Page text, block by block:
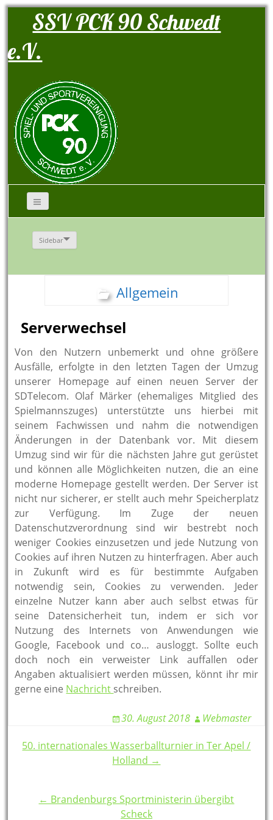
SSV PCK 90 Schwedt
e.V.
Sidebar
Allgemein
Serverwechsel
Von den Nutzern unbemerkt und ohne größere
Ausfälle, erfolgte in den letzten Tagen der Umzug
unserer Homepage auf einen neuen Server der
SDTelecom. Olaf Märker (ehemaliges Mitglied des
Spielmannszuges) unterstützte uns hierbei mit
seinem Fachwissen und nahm die notwendigen
Änderungen in der Datenbank vor. Mit diesem
Umzug sind wir für die nächsten Jahre gut gerüstet
und können alle Möglichkeiten nutzen, die an eine
moderne Homepage gestellt werden. Der Server ist
nicht nur sicherer, er stellt auch mehr Speicherplatz
zur Verfügung. Im Zuge der neuen
Datenschutzverordnung sind wir bestrebt noch
weniger Cookies einzusetzen und jede Nutzung von
Cookies auf ihren Nutzen zu hinterfragen. Aber auch
in Zukunft wird es für bestimmte Aufgaben
notwendig sein, Cookies zu verwenden. Jeder
einzelne Nutzer kann aber auch selbst etwas für
seine Datensicherheit tun, indem er sich vor
Nutzung des Internets von Anwendungen wie
Google, Facebook und co… ausloggt. Sollte euch
doch noch ein verweister Link auffallen oder
Angaben aktualisiert werden müssen, könnt ihr mir
gerne eine Nachricht schreiben.
30. August 2018 Webmaster
Post
50. internationales Wasserballturnier in Ter Apel /
Holland →
← Brandenburgs Sportministerin übergibt
Scheck